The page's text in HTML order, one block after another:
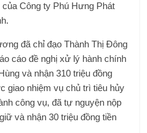
Công ty Phú Hưng Phát
đã chỉ đạo Thành Thị Đông
cáo đề nghị xử lý hành chính
và nhận 310 triệu đồng
giao nhiệm vụ chủ trì tiêu hủy
công vụ, đã tự nguyện nộp
và nhận 30 triệu đồng tiền